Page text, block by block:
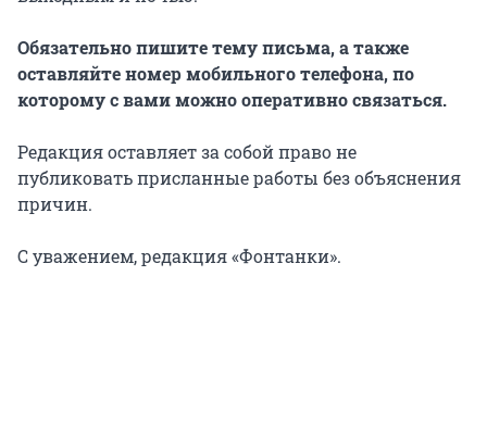
Обязательно пишите тему письма, а также
оставляйте номер мобильного телефона, по
которому с вами можно оперативно связаться.
Редакция оставляет за собой право не
публиковать присланные работы без объяснения
причин.
С уважением, редакция «Фонтанки».